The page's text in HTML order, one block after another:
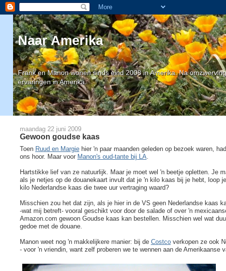
Naar Amerika
Frank en Manon wonen sinds eind 2008 in Amerika. Na
ervaringen in Amerika.
maandag 22 juni 2009
Gewoon goudse kaas
Toen Ruud en Margiehier 'n paar maanden geleden op bezoek waren,
ons hoor. Maar voor Manon's oud-tante bij LA.
Hartstikke lief van ze natuurlijk. Maar je moet wel 'n beetje opletten. Je
als je netjes op de douanekaart invult dat je 'n kilo kaas bij je hebt, loop
kilo Nederlandse kaas die twee uur vertraging waard?
Misschien zou het dat zijn, als je hier in de VS geen Nederlandse kaas
-wat mij betreft- vooral geschikt voor door de salade of over 'n
Amazon.com gewoon Goudse kaas kan bestellen. Misschien wel wat
gedoe met de douane.
Manon weet nog 'n makkelijkere manier: bij de Costcoverkopen ze ook
- voor 'n vriendin, want zelf proberen we te wennen aan de Amerikaanse